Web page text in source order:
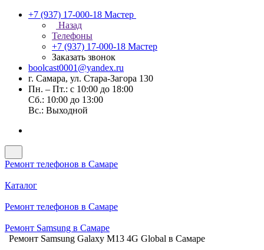
+7 (937) 17-000-18 Мастер
Назад
Телефоны
+7 (937) 17-000-18 Мастер
Заказать звонок
boolcast0001@yandex.ru
г. Самара, ул. Стара-Загора 130
Пн. – Пт.: с 10:00 до 18:00
Сб.: 10:00 до 13:00
Вс.: Выходной
Ремонт телефонов в Самаре
Каталог
Ремонт телефонов в Самаре
Ремонт Samsung в Самаре
Ремонт Samsung Galaxy M13 4G Global в Самаре